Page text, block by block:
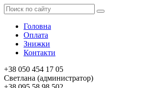
Головна
Оплата
Знижки
Контакти
+38 050 454 17 05
Светлана (администратор)